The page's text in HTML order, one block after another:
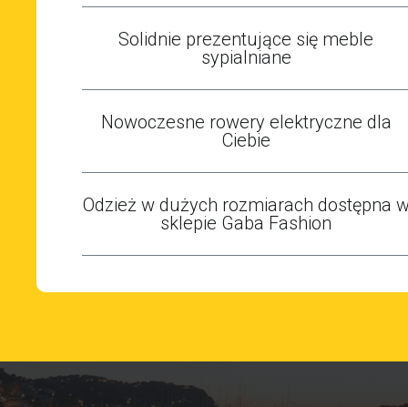
Solidnie prezentujące się meble
sypialniane
Nowoczesne rowery elektryczne dla
Ciebie
Odzież w dużych rozmiarach dostępna
sklepie Gaba Fashion